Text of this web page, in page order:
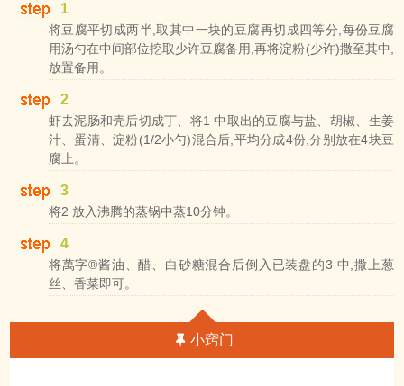
1
将豆腐平切成两半,取其中一块的豆腐再切成四等分,每份豆腐
用汤勺在中间部位挖取少许豆腐备用,再将淀粉(少许)撒至其中,
放置备用。
2
虾去泥肠和壳后切成丁、将1 中取出的豆腐与盐、胡椒、生姜
汁、蛋清、淀粉(1/2小勺)混合后,平均分成4份,分别放在4块豆
腐上。
3
将2 放入沸腾的蒸锅中蒸10分钟。
4
将萬字®酱油、醋、白砂糖混合后倒入已装盘的3 中,撒上葱
丝、香菜即可。
小窍门